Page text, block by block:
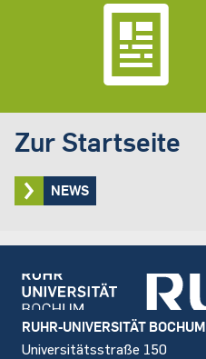
Zur Startseite
NEWS
Footer
RUHR-UNIVERSITÄT BOCHUM
Universitätsstraße 150